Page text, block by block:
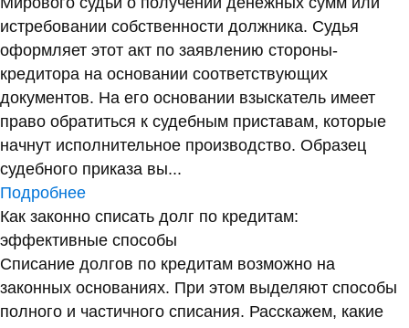
истребовании собственности должника. Судья
оформляет этот акт по заявлению стороны-
кредитора на основании соответствующих
документов. На его основании взыскатель имеет
право обратиться к судебным приставам, которые
начнут исполнительное производство. Образец
судебного приказа вы...
Подробнее
Как законно списать долг по кредитам:
эффективные способы
Списание долгов по кредитам возможно на
законных основаниях. При этом выделяют способы
полного и частичного списания. Расскажем, какие